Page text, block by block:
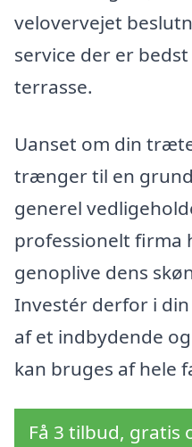
velovervejet
service der er
terrasse.
Uanset om din
trænger til en
generel
professionelt firma
genoplive dens
Investér derfor i
af et indbydende
kan bruges af hele
Få 3 tilbud, gratis